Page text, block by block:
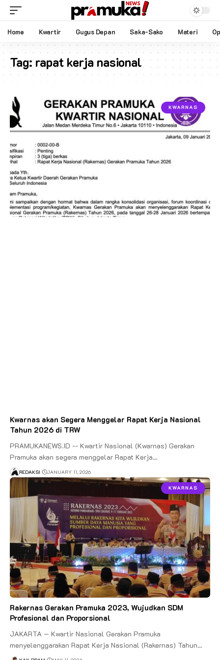
Home Kwartir Gugus Depan Saka-Sako Materi
Tag:rapat kerja nasional
KWARNAS
Kwarnas akan Segera Menggelar Rapat Kerja Nasional
Tahun 2026 di TRW
PRAMUKANEWS.ID -- Kwartir Nasional (Kwarnas) Gerakan
Pramuka akan segera menggelar Rapat Kerja…
REDAKSI JANUARY 11, 2026
KWARNAS
Rakernas Gerakan Pramuka 2023, Wujudkan SDM
Profesional dan Proporsional
JAKARTA — Kwartir Nasional Gerakan Pramuka
menyelenggarakan Rapat Kerja Nasional (Rakernas) Tahun…